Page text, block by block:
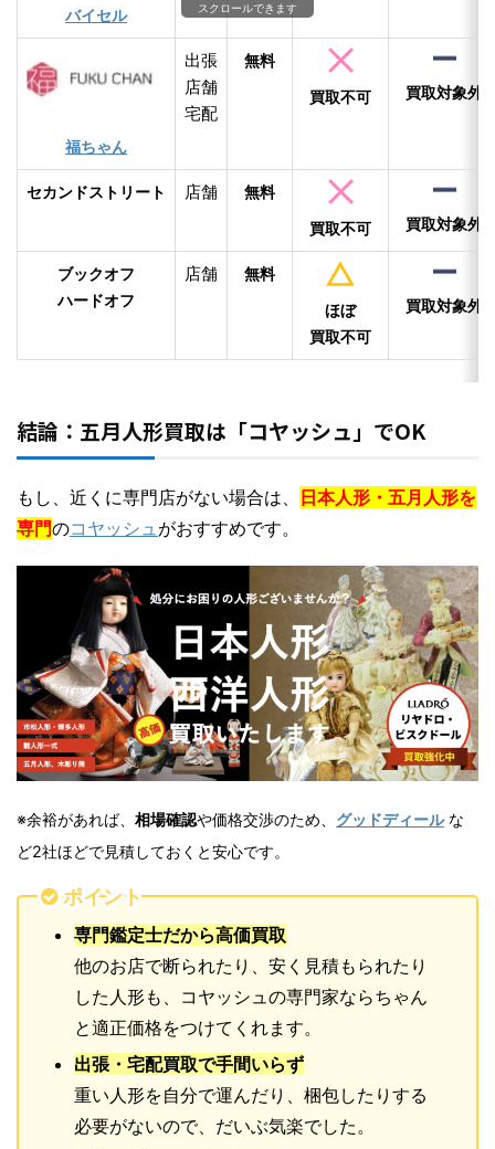
バイセル
福ちゃん
出張
店舗
宅配
無料
買取不可 買取対象外
セカンドストリート 店舗 無料
買取不可 買取対象外
ブックオフ
ハードオフ
店舗 無料
ほぼ
買取不可
買取対象外
スクロールできます
結論：五月人形買取は「コヤッシュ」でOK
もし、近くに専門店がない場合は、 日本人形・五月人形を
専門のコヤッシュ がおすすめです。
※余裕があれば、 相場確認や価格交渉のため、 グッドディールな
ど2社ほどで見積しておくと安心です。
ポイント
専門鑑定士だから高価買取
他のお店で断られたり、安く見積もられたり
した人形も、コヤッシュの専門家ならちゃん
と適正価格をつけてくれます。
出張・宅配買取で手間いらず
重い人形を自分で運んだり、梱包したりする
必要がないので、だいぶ気楽でした。